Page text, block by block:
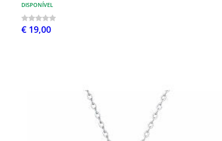
DISPONÍVEL
€ 19,00